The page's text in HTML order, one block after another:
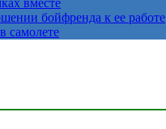
вместе
бойфренда к ее работе
самолете